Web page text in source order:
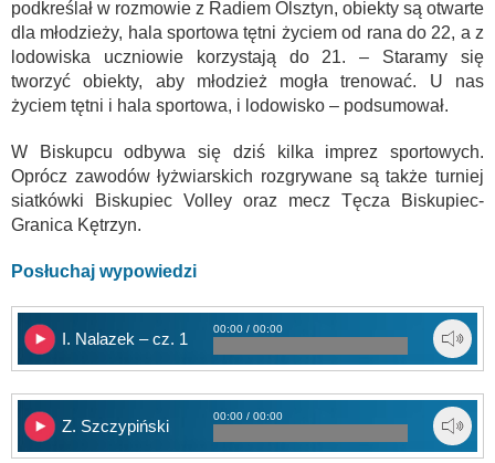
podkreślał w rozmowie z Radiem Olsztyn, obiekty są otwarte
dla młodzieży, hala sportowa tętni życiem od rana do 22, a z
lodowiska uczniowie korzystają do 21. – Staramy się
tworzyć obiekty, aby młodzież mogła trenować. U nas
życiem tętni i hala sportowa, i lodowisko – podsumował.
W Biskupcu odbywa się dziś kilka imprez sportowych.
Oprócz zawodów łyżwiarskich rozgrywane są także turniej
siatkówki Biskupiec Volley oraz mecz Tęcza Biskupiec-
Granica Kętrzyn.
Posłuchaj wypowiedzi
I. Nalazek – cz. 1
00:00 / 00:00
Z. Szczypiński
00:00 / 00:00